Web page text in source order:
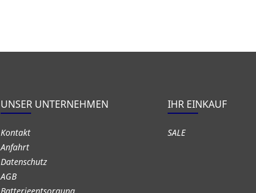
UNSER UNTERNEHMEN
Kontakt
Anfahrt
Datenschutz
AGB
IHR EINKAUF
SALE